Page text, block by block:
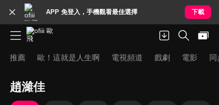
APP 免登入，手機觀看最佳選擇 下載
推薦 歐！這就是人生啊 電視頻道 戲劇 電影
趙濰佳